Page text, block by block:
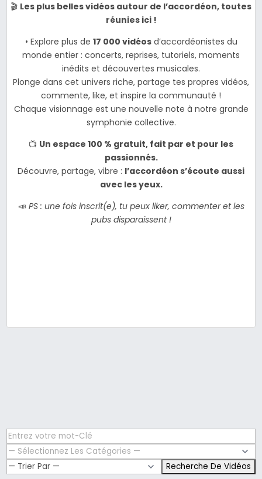
🎬 Les plus belles vidéos autour de l’accordéon, toutes
réunies ici !
• Explore plus de 17 000 vidéosd’accordéonistes du
monde entier : concerts, reprises, tutoriels, moments
inédits et découvertes musicales.
Plonge dans cet univers riche, partage tes propres vidéos,
commente, like, et inspire la communauté !
Chaque visionnage est une nouvelle note à notre grande
symphonie collective.
📺 Un espace 100 % gratuit, fait par et pour les
passionnés.
Découvre, partage, vibre : l’accordéon s’écoute aussi
avec les yeux.
📣 PS : une fois inscrit(e), tu peux liker, commenter et les
pubs disparaissent !